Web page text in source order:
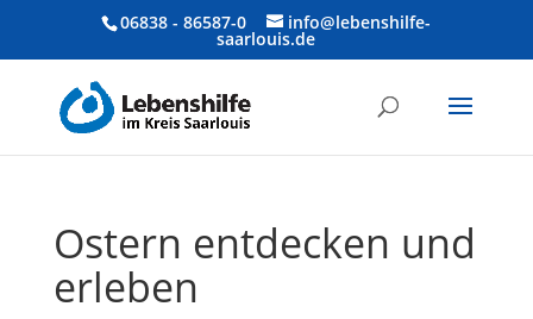
06838 - 86587-0 info@lebenshilfe-
saarlouis.de
Ostern entdecken und
erleben